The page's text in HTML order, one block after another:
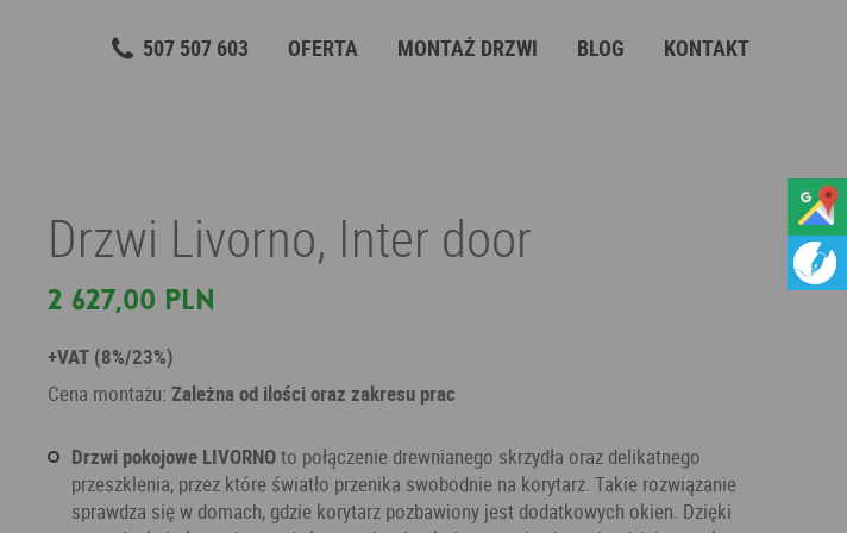
507 507 603 OFERTA MONTAŻ DRZWI BLOG KONTAKT
Drzwi Livorno, Inter door
2 627,00 PLN
+VAT (8%/23%)
Cena montażu: Zależna od ilości oraz zakresu prac
Drzwi pokojowe LIVORNOto połączenie drewnianego skrzydła oraz delikatnego
przeszklenia, przez które światło przenika swobodnie na korytarz. Takie rozwiązanie
sprawdza się w domach, gdzie korytarz pozbawiony jest dodatkowych okien. Dzięki